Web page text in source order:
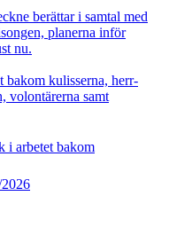
berättar i samtal med
planerna inför
nu.
bakom kulisserna, herr-
volontärerna samt
i arbetet bakom